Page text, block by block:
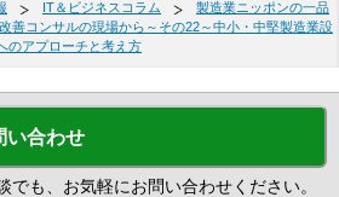
IT＆ビジネスコラム
製造業ニッポンの一品
善コンサルの現場から～その22～中小・中堅製造業設
のアプローチと考え方
い合わせ
でも、お気軽にお問い合わせください。